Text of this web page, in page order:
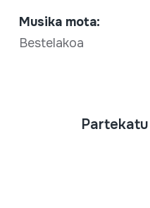
Musika mota:
Bestelakoa
Partekatu